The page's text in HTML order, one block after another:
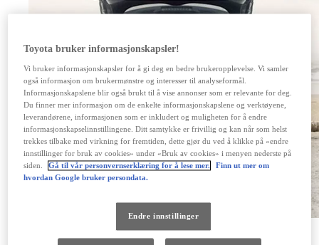
Toyota bruker informasjonskapsler!
Vi bruker informasjonskapsler for å gi deg en bedre brukeropplevelse. Vi samler
også informasjon om brukermønstre og interesser til analyseformål.
Informasjonskapslene blir også brukt til å vise annonser som er relevante for deg.
Du finner mer informasjon om de enkelte informasjonskapslene og verktøyene,
leverandørene, informasjonen som er inkludert og muligheten for å endre
informasjonskapselinnstillingene. Ditt samtykke er frivillig og kan når som helst
trekkes tilbake med virkning for fremtiden, dette gjør du ved å klikke på «endre
innstillinger for bruk av cookies» under «Bruk av cookies» i menyen nederste på
siden.
Gå til vår personvernserklæring for å lese mer.
Finn ut mer om
hvordan Google bruker persondata.
Endre innstillinger